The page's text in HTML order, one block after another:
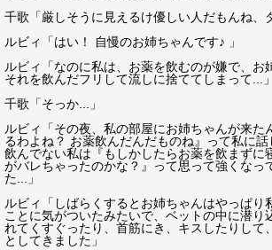
千歌「厳しそうに見えるけ優しい人だもんね、
ルビィ「はい！ 自慢のお姉ちゃんです♪ 」
ルビィ「なのに私は、お薬を飲むのが嫌で、お
それを飲んだフリして流しに捨ててしまって...」
千歌「そっか...」
ルビィ「その夜、私の部屋にお姉ちゃんが来た
るわよね？ お薬飲んだんだものね』って私に
飲んでない私は『もしかしたらお薬を飲まずに
がバレちゃったのかな？』って思って強くなっ
た...」
ルビィ「しばらくするとお姉ちゃんはやっぱり
ことに気がついたみたいで、ベットの中に潜り
れてくすぐったり、首筋にき、キスしたりして
としてきました」